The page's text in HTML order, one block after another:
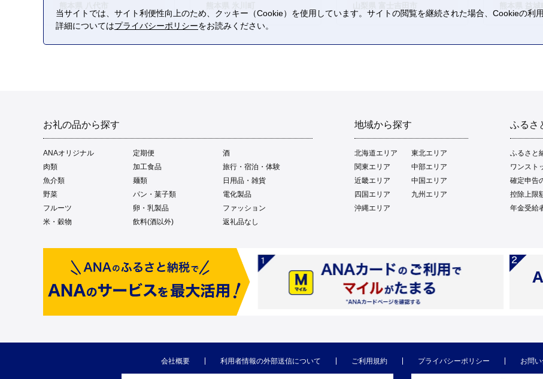
お礼の品から探す
ANAオリジナル 定期便
酒
肉類
加工食品
旅行・宿泊・体験
魚介類
麺類
日用品・雑貨
野菜
パン・菓子類
電化製品
フルーツ
卵・乳製品
ファッション
米・穀物
飲料(酒以外) 返礼品なし
地域から探す
北海道エリア
東北エリア
関東エリア
中部エリア
近畿エリア
中国エリア
四国エリア
九州エリア
沖縄エリア
ふるさ
ふるさと
ワンスト
確定申告
控除上限
年金受給
会社概要 利用者情報の外部送信について ご利用規約 プライバシーポリシー お問
当サイトでは、サイト利便性向上のため、クッキー（Cookie）を使用しています。サイトの閲覧を継続された場合、Cookieの利
詳細についてはプライバシーポリシーをお読みください。